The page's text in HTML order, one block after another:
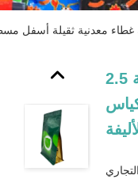
معدنية ثقيلة أسفل مسطح
2.5 كجم تصميم مخصص كتلة غطاء معدنية